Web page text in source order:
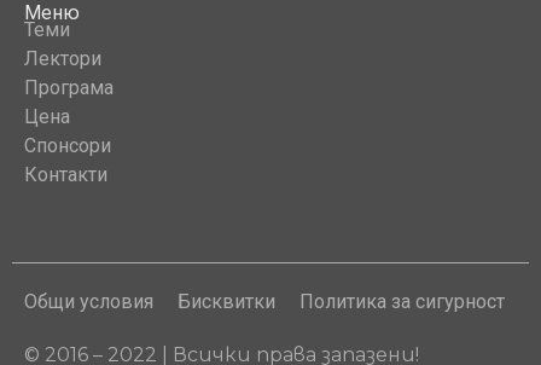
Меню
Теми
Лектори
Програма
Цена
Спонсори
Контакти
© 2016 – 2022 | Всички права запазени!
Общи условия Бисквитки Политика за сигурност